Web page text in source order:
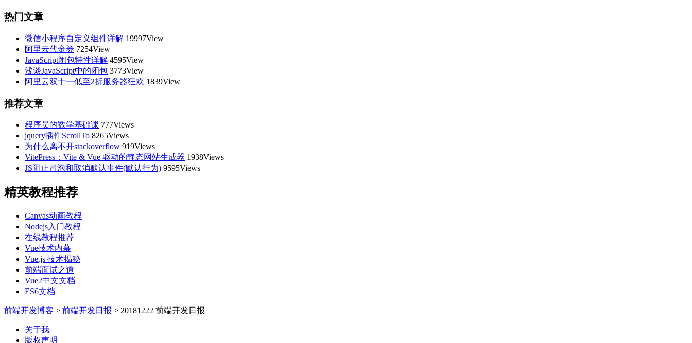
热门文章
微信小程序自定义组件详解 19997View
阿里云代金券 7254View
JavaScript闭包特性详解 4595View
浅谈JavaScript中的闭包 3773View
阿里云双十一低至2折服务器狂欢 1839View
推荐文章
程序员的数学基础课 777Views
jquery插件ScrollTo 8265Views
为什么离不开stackoverflow 919Views
VitePress：Vite & Vue 驱动的静态网站生成器 1938Views
JS阻止冒泡和取消默认事件(默认行为) 9595Views
精英教程推荐
Canvas动画教程
Nodejs入门教程
在线教程推荐
Vue技术内幕
Vue.js 技术揭秘
前端面试之道
Vue2中文文档
ES6文档
前端开发博客 > 前端开发日报 > 20181222 前端开发日报
关于我
版权声明